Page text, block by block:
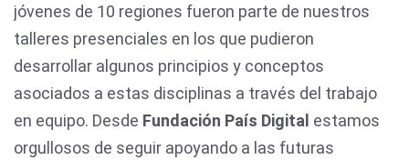
jóvenes de 10 regiones fueron parte de nuestros
talleres presenciales en los que pudieron
desarrollar algunos principios y conceptos
asociados a estas disciplinas a través del trabajo
en equipo. Desde Fundación País Digital estamos
orgullosos de seguir apoyando a las futuras